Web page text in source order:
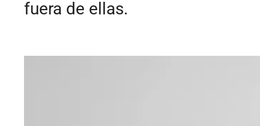
fuera de ellas.